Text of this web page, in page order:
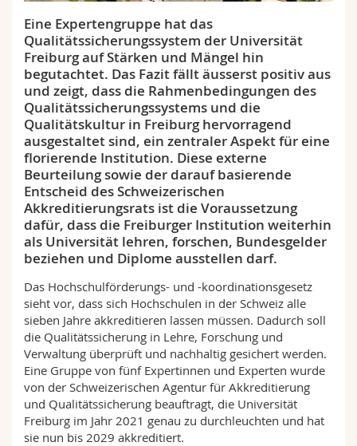
Interfakultär
Doktorierende
Vorlesungsverzeichnis
MyUnifr
Eine Expertengruppe hat das
Qualitätssicherungssystem der Universität
Freiburg auf Stärken und Mängel hin
begutachtet. Das Fazit fällt äusserst positiv aus
und zeigt, dass die Rahmenbedingungen des
Qualitätssicherungssystems und die
Qualitätskultur in Freiburg hervorragend
ausgestaltet sind, ein zentraler Aspekt für eine
florierende Institution. Diese externe
Beurteilung sowie der darauf basierende
Entscheid des Schweizerischen
Akkreditierungsrats ist die Voraussetzung
dafür, dass die Freiburger Institution weiterhin
als Universität lehren, forschen, Bundesgelder
beziehen und Diplome ausstellen darf.
Das Hochschulförderungs- und -koordinationsgesetz
sieht vor, dass sich Hochschulen in der Schweiz alle
sieben Jahre akkreditieren lassen müssen. Dadurch soll
die Qualitätssicherung in Lehre, Forschung und
Verwaltung überprüft und nachhaltig gesichert werden.
Eine Gruppe von fünf Expertinnen und Experten wurde
von der Schweizerischen Agentur für Akkreditierung
und Qualitätssicherung beauftragt, die Universität
Freiburg im Jahr 2021 genau zu durchleuchten und hat
sie nun bis 2029 akkreditiert.